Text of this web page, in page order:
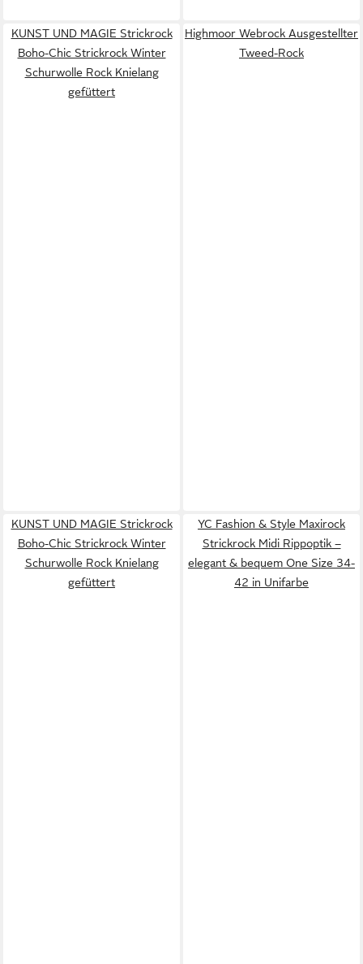
KUNST UND MAGIE Strickrock
Boho-Chic Strickrock Winter
Schurwolle Rock Knielang
gefüttert
Highmoor Webrock Ausgestellter
Tweed-Rock
KUNST UND MAGIE Strickrock
Boho-Chic Strickrock Winter
Schurwolle Rock Knielang
gefüttert
YC Fashion & Style Maxirock
Strickrock Midi Rippoptik –
elegant & bequem One Size 34-
42 in Unifarbe